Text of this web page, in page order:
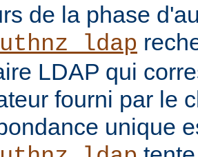
de la phase
LDAP qui
fourni par le
unique